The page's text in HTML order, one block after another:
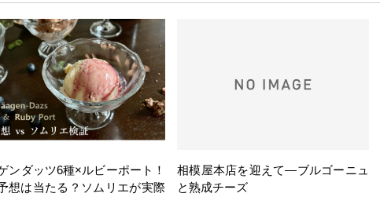
ンダッツ6種×ルビーポート！
想は当たる？ソムリエが実際
相模屋本店を迎えて―ブルゴーニュ
と熟成チーズ